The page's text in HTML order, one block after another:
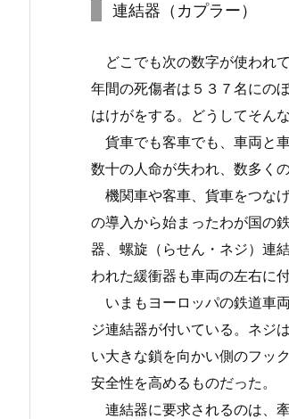
連結器（カプラー）
どこでも次の数字が使われ
年間の死傷者は５３７名にの
はけがをする。どうしてそん
貨車でも客車でも、車両と
数十の人命が失われ、数多く
機関車や客車、貨車をつな
の導入から始まったわが国の
器、螺旋（らせん・ネジ）連
われた緩衝器も車両の左右に付
いまもヨーロッパの鉄道車
ジ連結器が付いている。ネジ
い大きな鎖を向かい側のフッ
安全性を高めるものだった。
連結器に要求されるのは、